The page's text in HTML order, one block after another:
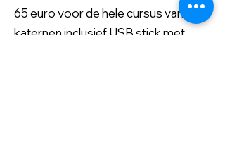
65 euro voor de hele cursus van 20
katernen inclusief USB stick met